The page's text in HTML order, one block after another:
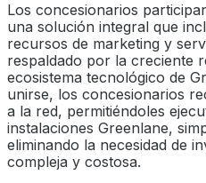
Los concesionarios
una solución integral que
recursos de marketing y
respaldado por la creciente
ecosistema tecnológico de
unirse, los concesionarios
a la red, permitiéndoles
instalaciones Greenlane,
eliminando la necesidad de
compleja y costosa.